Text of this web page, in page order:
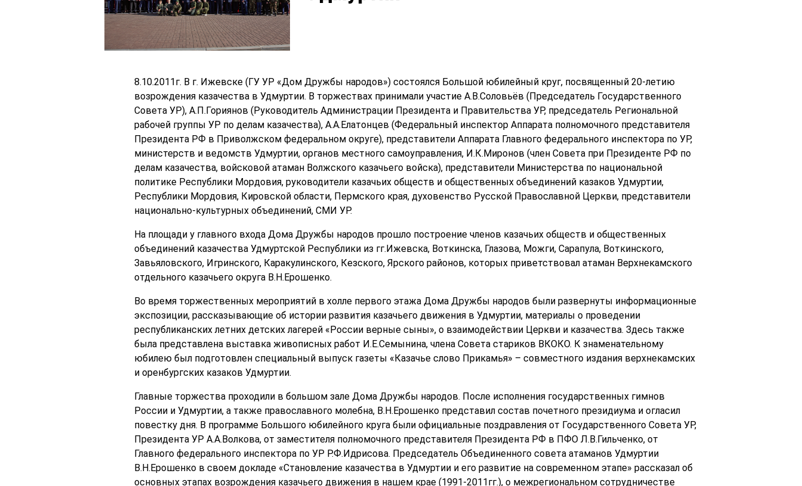
8.10.2011г. В г. Ижевске (ГУ УР «Дом Дружбы народов») состоялся Большой юбилейный круг, посвященный 20-летию
возрождения казачества в Удмуртии. В торжествах принимали участие А.В.Соловьёв (Председатель Государственного
Совета УР), А.П.Гориянов (Руководитель Администрации Президента и Правительства УР, председатель Региональной
рабочей группы УР по делам казачества), А.А.Елатонцев (Федеральный инспектор Аппарата полномочного представителя
Президента РФ в Приволжском федеральном округе), представители Аппарата Главного федерального инспектора по УР,
министерств и ведомств Удмуртии, органов местного самоуправления, И.К.Миронов (член Совета при Президенте РФ по
делам казачества, войсковой атаман Волжского казачьего войска), представители Министерства по национальной
политике Республики Мордовия, руководители казачьих обществ и общественных объединений казаков Удмуртии,
Республики Мордовия, Кировской области, Пермского края, духовенство Русской Православной Церкви, представители
национально-культурных объединений, СМИ УР.
На площади у главного входа Дома Дружбы народов прошло построение членов казачьих обществ и общественных
объединений казачества Удмуртской Республики из гг.Ижевска, Воткинска, Глазова, Можги, Сарапула, Воткинского,
Завьяловского, Игринского, Каракулинского, Кезского, Ярского районов, которых приветствовал атаман Верхнекамского
отдельного казачьего округа В.Н.Ерошенко.
Во время торжественных мероприятий в холле первого этажа Дома Дружбы народов были развернуты информационные
экспозиции, рассказывающие об истории развития казачьего движения в Удмуртии, материалы о проведении
республиканских летних детских лагерей «России верные сыны», о взаимодействии Церкви и казачества. Здесь также
была представлена выставка живописных работ И.Е.Семынина, члена Совета стариков ВКОКО. К знаменательному
юбилею был подготовлен специальный выпуск газеты «Казачье слово Прикамья» – совместного издания верхнекамских
и оренбургских казаков Удмуртии.
Главные торжества проходили в большом зале Дома Дружбы народов. После исполнения государственных гимнов
России и Удмуртии, а также православного молебна, В.Н.Ерошенко представил состав почетного президиума и огласил
повестку дня. В программе Большого юбилейного круга были официальные поздравления от Государственного Совета УР,
Президента УР А.А.Волкова, от заместителя полномочного представителя Президента РФ в ПФО Л.В.Гильченко, от
Главного федерального инспектора по УР Р.Ф.Идрисова. Председатель Объединенного совета атаманов Удмуртии
В.Н.Ерошенко в своем докладе «Становление казачества в Удмуртии и его развитие на современном этапе» рассказал об
основных этапах возрождения казачьего движения в нашем крае (1991-2011гг.), о межрегиональном сотрудничестве